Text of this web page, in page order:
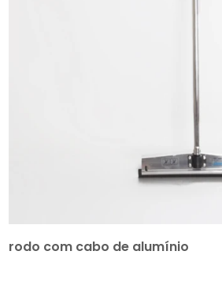
rodo com cabo de alumínio